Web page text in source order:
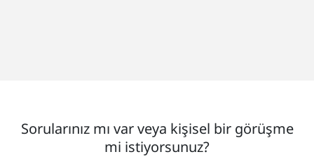
Sorularınız mı var veya kişisel bir görüşme
mi istiyorsunuz?